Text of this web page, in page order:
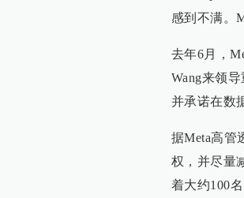
感到不满。
去年6月，
Wang来领
并承诺在数
据Meta高管
权，并尽量
着大约100名